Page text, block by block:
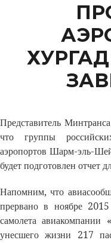
Представитель
что группы
аэропортов Шарм-эль-
будет подготовлен отчет
Напомним, что
прервано в ноябре
самолета авиакомпании
унесшего жизни 217